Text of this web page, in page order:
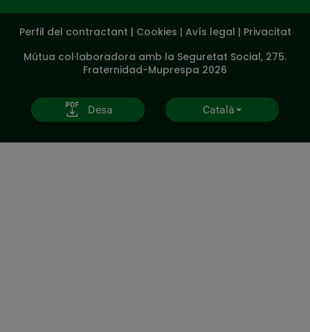
SOCIALES
Perfil del contractant | Cookies | Avís legal | Privacitat
Mútua col·laboradora amb la Seguretat Social, 275.
Fraternidad-Muprespa 2026
Desa Català